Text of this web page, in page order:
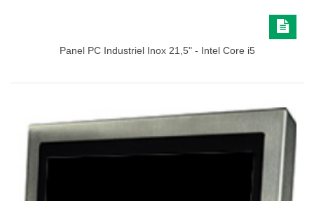
Panel PC Industriel Inox 21,5" - Intel Core i5